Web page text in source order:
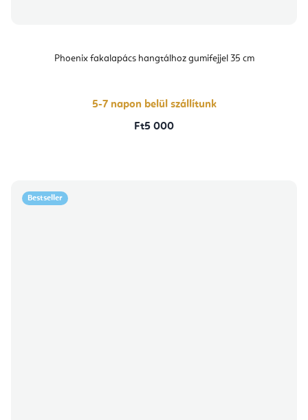
Phoenix fakalapács hangtálhoz gumifejjel 35 cm
5-7 napon belül szállítunk
Ft5 000
Bestseller